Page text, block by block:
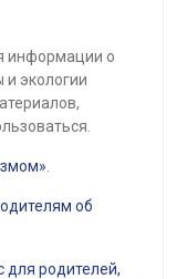
информации о
экологии
об
родителей,